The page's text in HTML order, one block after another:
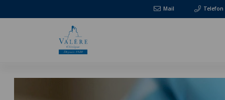
Mail Telefon